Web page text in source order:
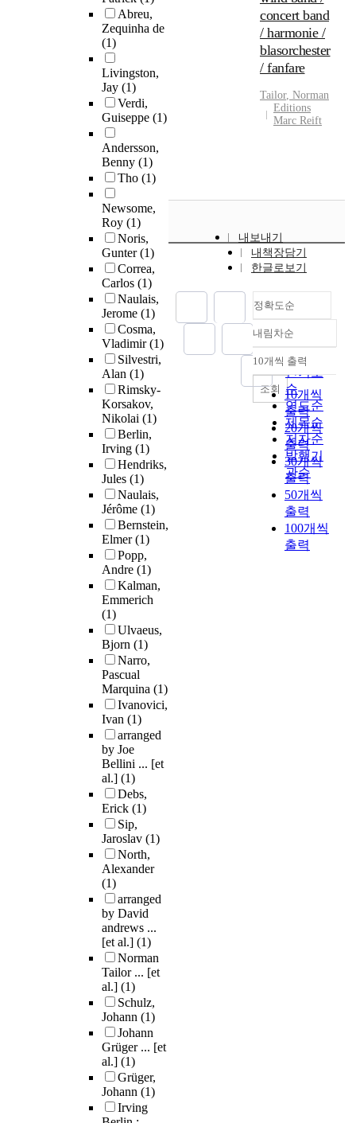
Abreu,
Zequinha de
(1)
Livingston,
Jay (1)
Verdi,
Guiseppe (1)
Andersson,
Benny (1)
Tho (1)
Newsome,
Roy (1)
Noris,
Gunter(1)
Correa,
Carlos (1)
Naulais,
Jerome (1)
Cosma,
Vladimir(1)
Silvestri,
Alan (1)
Rimsky-
Korsakov,
Nikolai (1)
Berlin,
Irving (1)
Hendriks,
Jules (1)
Naulais,
Jérôme (1)
Bernstein,
Elmer(1)
Popp,
Andre (1)
Kalman,
Emmerich
(1)
Ulvaeus,
Bjorn (1)
Narro,
Pascual
Marquina (1)
Ivanovici,
Ivan (1)
arranged
by Joe
Bellini ... [et
al.] (1)
Debs,
Erick (1)
Sip,
Jaroslav (1)
North,
Alexander
(1)
arranged
by David
andrews ...
[et al.] (1)
Norman
Tailor ... [et
al.] (1)
Schulz,
Johann (1)
Johann
Grüger ... [et
al.] (1)
Grüger,
Johann (1)
Irving
concert band
/ harmonie /
blasorchester
/ fanfare
Tailor, Norman
Editions
Marc Reift
내보내기
내책장담기
한글로보기
정확도순
정확도
순
인기도
순
연도순
제목순
저자순
발행기
관순
내림차순
내림차순
10개씩 출력
10개씩
출력
20개씩
출력
30개씩
출력
50개씩
출력
100개씩
출력
조회